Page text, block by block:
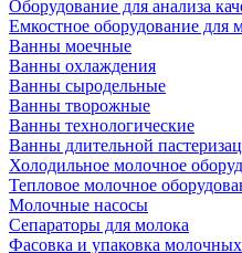
Оборудование для анализа
Емкостное оборудование для
Ванны моечные
Ванны охлаждения
Ванны сыродельные
Ванны творожные
Ванны технологические
Ванны длительной
Холодильное молочное
Тепловое молочное
Молочные насосы
Сепараторы для молока
Фасовка и упаковка